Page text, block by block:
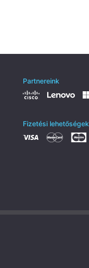
Partnereink
Fizetési lehetőségek